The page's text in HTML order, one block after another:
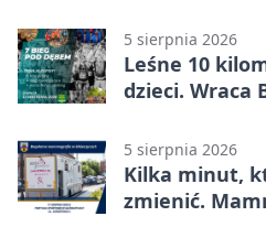
5 sierpnia 2026
Leśne 10
dzieci. Wraca
5 sierpnia 2026
Kilka minut,
zmienić.